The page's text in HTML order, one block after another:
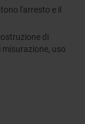
l'arresto e il
di
uso